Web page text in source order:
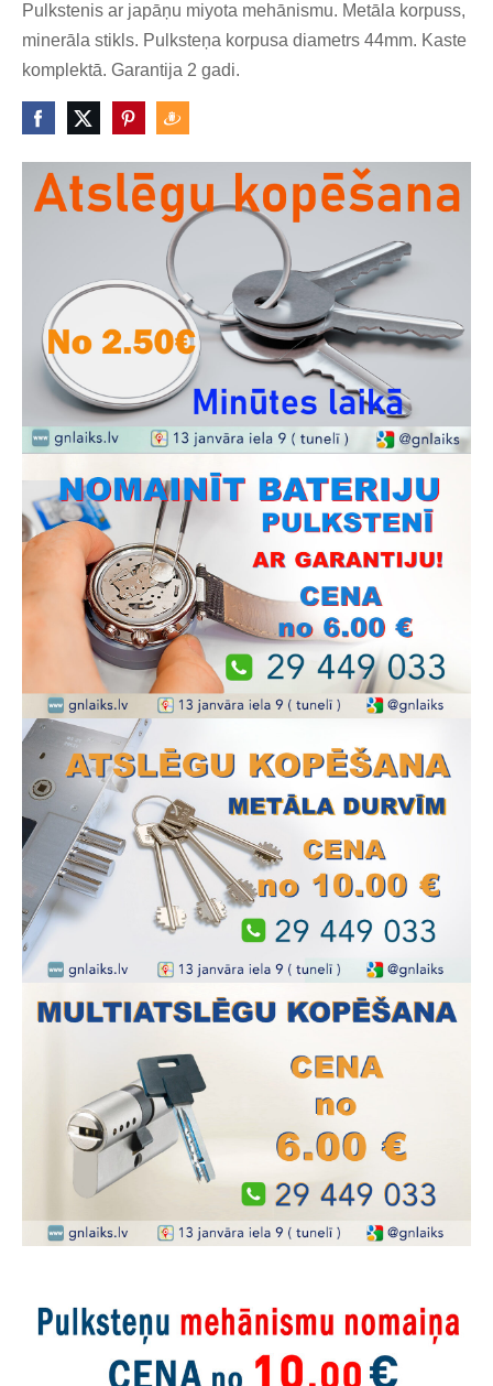
Pulkstenis ar japāņu miyota mehānismu. Metāla korpuss,
minerāla stikls. Pulksteņa korpusa diametrs 44mm. Kaste
komplektā. Garantija 2 gadi.